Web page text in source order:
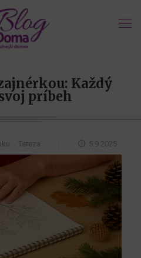
Každý
príbeh
Tereza 5.9.2025